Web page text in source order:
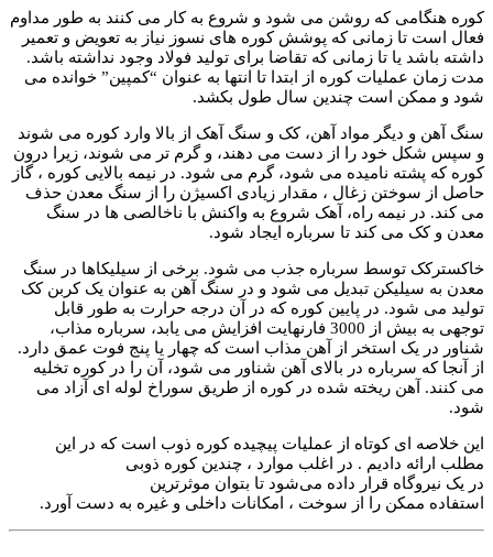
کوره هنگامی که روشن می شود و شروع به کار می کنند به طور مداوم
فعال است تا زمانی که پوشش کوره های نسوز نیاز به تعویض و تعمیر
داشته باشد یا تا زمانی که تقاضا برای تولید فولاد وجود نداشته باشد.
مدت زمان عملیات کوره از ابتدا تا انتها به عنوان “کمپین” خوانده می
شود و ممکن است چندین سال طول بکشد.
سنگ آهن و دیگر مواد آهن، کک و سنگ آهک از بالا وارد کوره می شوند
و سپس شکل خود را از دست می دهند، و گرم تر می شوند، زیرا درون
کوره که پشته نامیده می شود، گرم می شود. در نیمه بالایی کوره ، گاز
حاصل از سوختن زغال ، مقدار زیادی اکسیژن را از سنگ معدن حذف
می کند. در نیمه راه، آهک شروع به واکنش با ناخالصی ها در سنگ
معدن و کک می کند تا سرباره ایجاد شود.
خاکسترکک توسط سرباره جذب می شود. برخی از سیلیکاها در سنگ
معدن به سیلیکن تبدیل می شود و در سنگ آهن به عنوان یک کربن کک
تولید می شود. در پایین کوره که در آن درجه حرارت به طور قابل
توجهی به بیش از 3000 فارنهایت افزایش می یابد، سرباره مذاب،
شناور در یک استخر از آهن مذاب است که چهار یا پنج فوت عمق دارد.
از آنجا که سرباره در بالای آهن شناور می شود، آن را در کوره تخلیه
می کنند. آهن ریخته شده در کوره از طریق سوراخ لوله ای آزاد می
شود.
این خلاصه ای کوتاه از عملیات پیچیده کوره ذوب است که در این
مطلب ارائه دادیم . در اغلب موارد ، چندین کوره ذوبی
در یک نیروگاه قرار داده می‌شود تا بتوان موثرترین
استفاده ممکن را از سوخت‌ ، امکانات داخلی و غیره به دست آورد.